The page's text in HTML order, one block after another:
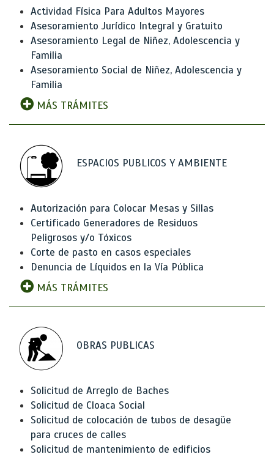
Actividad Física Para Adultos Mayores
Asesoramiento Jurídico Integral y Gratuito
Asesoramiento Legal de Niñez, Adolescencia y
Familia
Asesoramiento Social de Niñez, Adolescencia y
Familia
MÁS TRÁMITES
ESPACIOS PUBLICOS Y AMBIENTE
Autorización para Colocar Mesas y Sillas
Certificado Generadores de Residuos
Peligrosos y/o Tóxicos
Corte de pasto en casos especiales
Denuncia de Líquidos en la Vía Pública
MÁS TRÁMITES
OBRAS PUBLICAS
Solicitud de Arreglo de Baches
Solicitud de Cloaca Social
Solicitud de colocación de tubos de desagüe
para cruces de calles
Solicitud de mantenimiento de edificios